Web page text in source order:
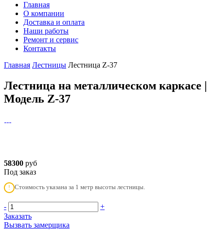
Главная
О компании
Доставка и оплата
Наши работы
Ремонт и сервис
Контакты
Главная Лестницы Лестница Z-37
Лестница на металлическом каркасе |
Модель Z-37
58300 руб
Под заказ
! Стоимость указана за 1 метр высоты лестницы.
-
+
Заказать
Вызвать замерщика